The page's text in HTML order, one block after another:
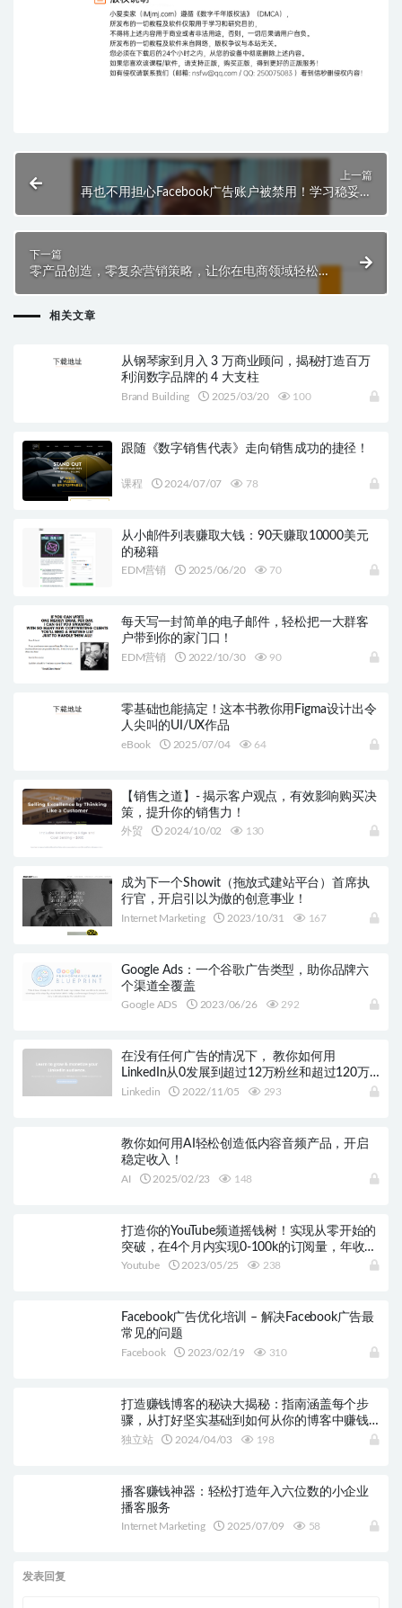
上一篇
再也不用担心Facebook广告账户被禁用！学习稳妥账
下一篇
零产品创造，零复杂营销策略，让你在电商领域轻松赚
相关文章
从钢琴家到月入 3 万商业顾问，揭秘打造百万
利润数字品牌的 4 大支柱
Brand Building 2025/03/20 100
跟随《数字销售代表》走向销售成功的捷径！
课程 2024/07/07 78
从小邮件列表赚取大钱：90天赚取10000美元
的秘籍
EDM营销 2025/06/20 70
每天写一封简单的电子邮件，轻松把一大群客
户带到你的家门口！
EDM营销 2022/10/30 90
零基础也能搞定！这本书教你用Figma设计出令
人尖叫的UI/UX作品
eBook 2025/07/04 64
【销售之道】- 揭示客户观点，有效影响购买决
策，提升你的销售力！
外贸 2024/10/02 130
成为下一个Showit（拖放式建站平台）首席执
行官，开启引以为傲的创意事业！
Internet Marketing 2023/10/31 167
Google Ads：一个谷歌广告类型，助你品牌六
个渠道全覆盖
Google ADS 2023/06/26 292
在没有任何广告的情况下， 教你如何用
LinkedIn从0发展到超过12万粉丝和超过120万
美元的收入
Linkedin 2022/11/05 293
教你如何用AI轻松创造低内容音频产品，开启
稳定收入！
AI 2025/02/23 148
打造你的YouTube频道摇钱树！实现从零开始的
突破，在4个月内实现0-100k的订阅量，年收入
达到$360,000美元以上。
Youtube 2023/05/25 238
Facebook广告优化培训 – 解决Facebook广告最
常见的问题
Facebook 2023/02/19 310
打造赚钱博客的秘诀大揭秘：指南涵盖每个步
骤，从打好坚实基础到如何从你的博客中赚钱
一网打尽
独立站 2024/04/03 198
播客赚钱神器：轻松打造年入六位数的小企业
播客服务
Internet Marketing 2025/07/09 58
发表回复